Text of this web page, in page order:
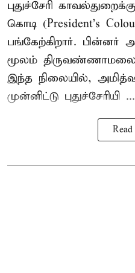
புதுச்சேரி
கொடி (President's
பங்கேற்கிறார். பின்னர்
மூலம் திருவண்ணாமலை
இந்த நிலையில்,
முன்னிட்டு புதுச்சேரியி ...